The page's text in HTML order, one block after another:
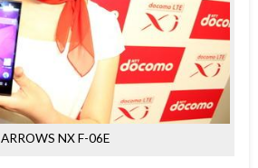
ARROWS NX F-06E